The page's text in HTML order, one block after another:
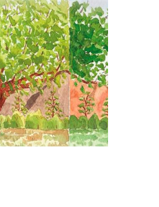
Тесты на личность
Интересные тесты